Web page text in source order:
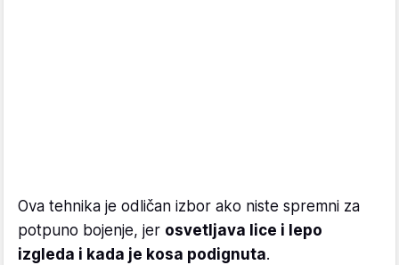
Ova tehnika je odličan izbor ako niste spremni za
potpuno bojenje, jer osvetljava lice i lepo
izgleda i kada je kosa podignuta.